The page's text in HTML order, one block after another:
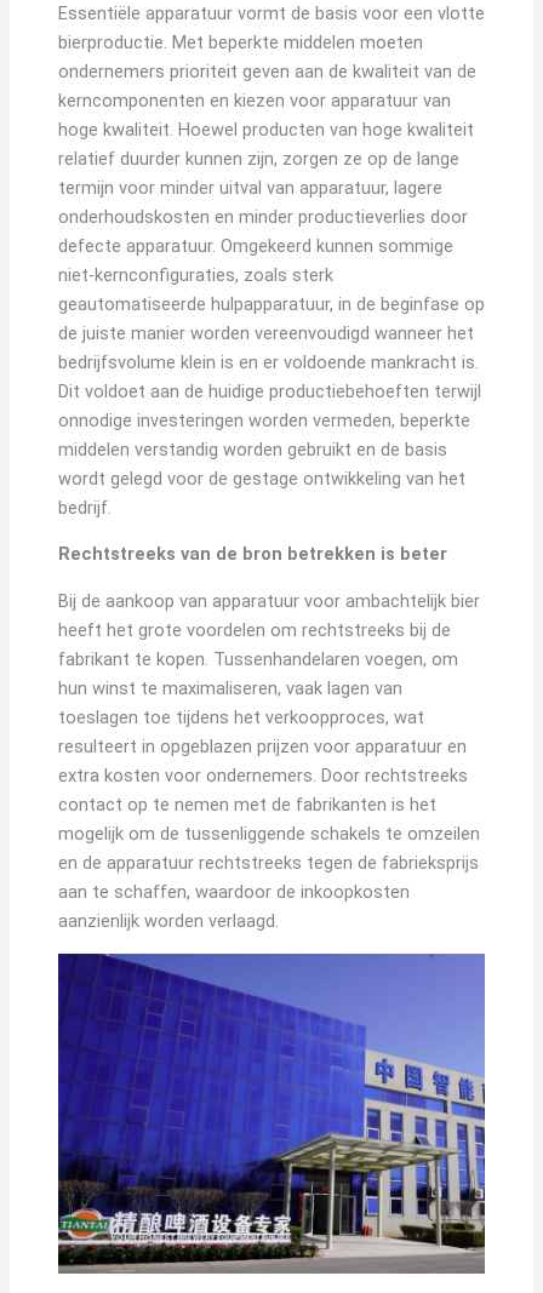
Essentiële apparatuur vormt de basis voor een vlotte
bierproductie. Met beperkte middelen moeten
ondernemers prioriteit geven aan de kwaliteit van de
kerncomponenten en kiezen voor apparatuur van
hoge kwaliteit. Hoewel producten van hoge kwaliteit
relatief duurder kunnen zijn, zorgen ze op de lange
termijn voor minder uitval van apparatuur, lagere
onderhoudskosten en minder productieverlies door
defecte apparatuur. Omgekeerd kunnen sommige
niet-kernconfiguraties, zoals sterk
geautomatiseerde hulpapparatuur, in de beginfase op
de juiste manier worden vereenvoudigd wanneer het
bedrijfsvolume klein is en er voldoende mankracht is.
Dit voldoet aan de huidige productiebehoeften terwijl
onnodige investeringen worden vermeden, beperkte
middelen verstandig worden gebruikt en de basis
wordt gelegd voor de gestage ontwikkeling van het
bedrijf.
Rechtstreeks van de bron betrekken is beter
Bij de aankoop van apparatuur voor ambachtelijk bier
heeft het grote voordelen om rechtstreeks bij de
fabrikant te kopen. Tussenhandelaren voegen, om
hun winst te maximaliseren, vaak lagen van
toeslagen toe tijdens het verkoopproces, wat
resulteert in opgeblazen prijzen voor apparatuur en
extra kosten voor ondernemers. Door rechtstreeks
contact op te nemen met de fabrikanten is het
mogelijk om de tussenliggende schakels te omzeilen
en de apparatuur rechtstreeks tegen de fabrieksprijs
aan te schaffen, waardoor de inkoopkosten
aanzienlijk worden verlaagd.